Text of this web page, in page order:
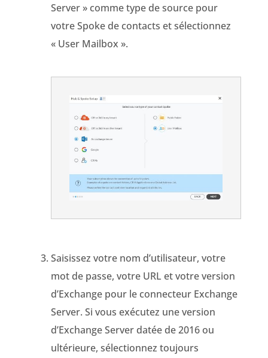
Server » comme type de source pour
votre Spoke de contacts et sélectionnez
« User Mailbox ».
Saisissez votre nom d’utilisateur, votre
mot de passe, votre URL et votre version
d’Exchange pour le connecteur Exchange
Server. Si vous exécutez une version
d’Exchange Server datée de 2016 ou
ultérieure, sélectionnez toujours